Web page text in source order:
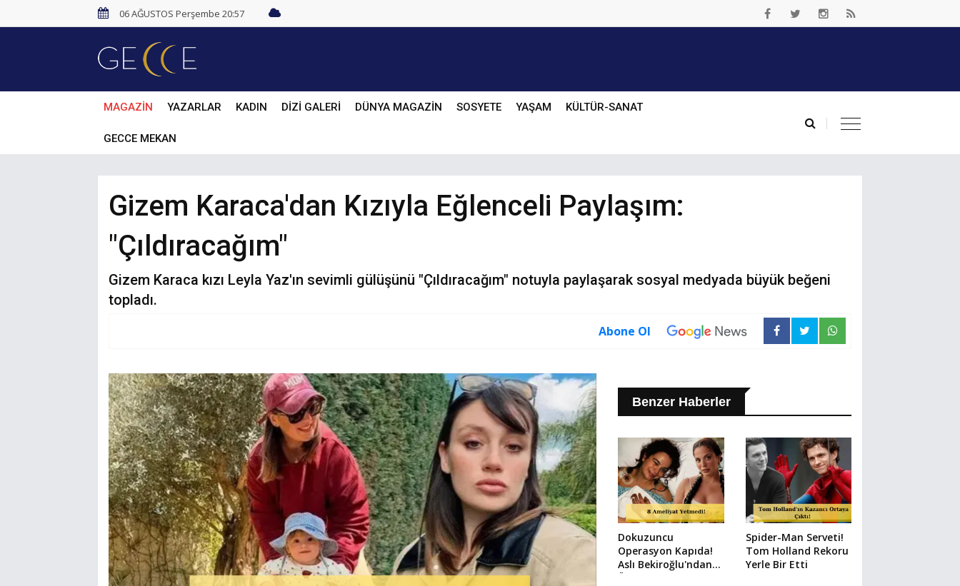
06 AĞUSTOS Perşembe 20:57
MAGAZİN YAZARLAR KADIN DİZİ GALERİ DÜNYA MAGAZİN SOSYETE YAŞAM KÜLTÜR-SANAT
GECCE MEKAN
Gizem Karaca'dan Kızıyla Eğlenceli Paylaşım:
"Çıldıracağım"
Gizem Karaca kızı Leyla Yaz'ın sevimli gülüşünü "Çıldıracağım" notuyla paylaşarak sosyal medyada büyük beğeni
topladı.
Abone Ol
Benzer Haberler
Dokuzuncu
Operasyon Kapıda!
Aslı Bekiroğlu'ndan
Üzen Paylaşım
Spider-Man Serveti!
Tom Holland Rekoru
Yerle Bir Etti